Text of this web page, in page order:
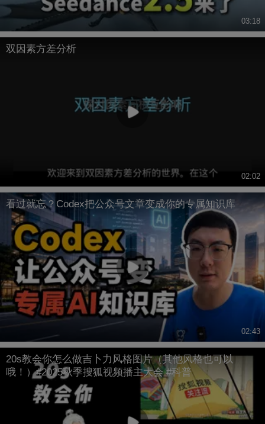
03:18
双因素方差分析
02:02
看过就忘？Codex把公众号文章变成你的专属知识库
02:43
20s教会你怎么做吉卜力风格图片（其他风格也可以
哦！）#2025秋季搜狐视频播主大会 #科普